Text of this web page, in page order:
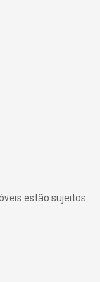
estão sujeitos